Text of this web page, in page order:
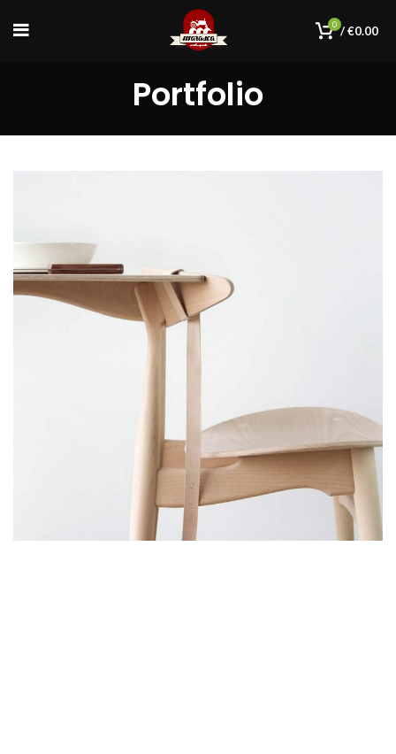
0 /€0.00
Portfolio